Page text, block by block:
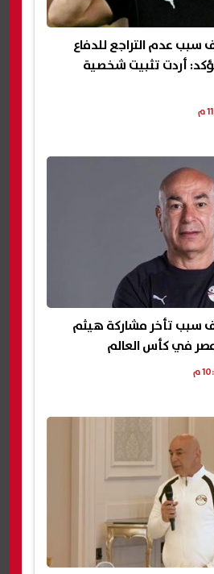
عدم التراجع للدفاع
أردت تثبيت شخصية
تأخر مشاركة هيثم
في كأس العالم